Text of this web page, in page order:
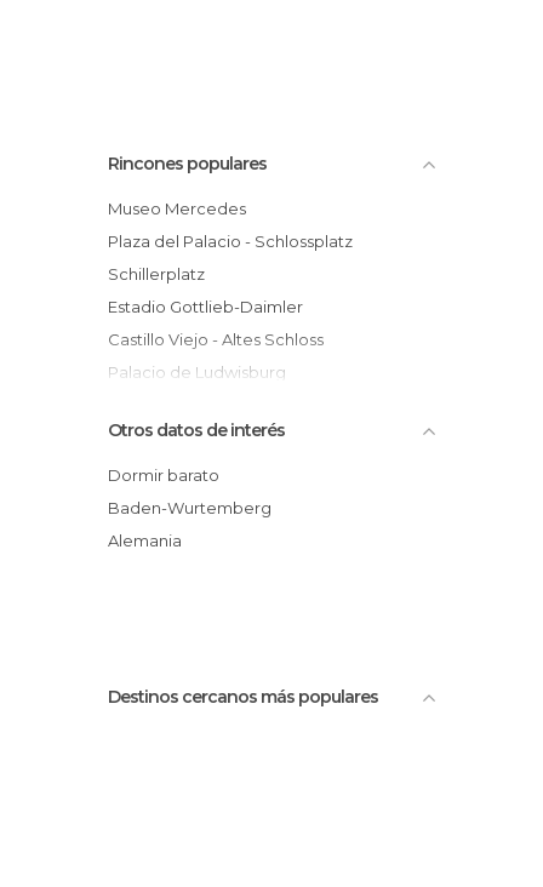
Rincones populares
Museo Mercedes
Plaza del Palacio - Schlossplatz
Schillerplatz
Estadio Gottlieb-Daimler
Castillo Viejo - Altes Schloss
Palacio de Ludwisburg
Iglesia de Santa Cruz - Stiftskirche
Flohmarkt - Mercado de la Pulga
Volksfest - Fiestas del pueblo
Skybeach
Otros datos de interés
Dormir barato
Baden-Wurtemberg
Alemania
Destinos cercanos más populares